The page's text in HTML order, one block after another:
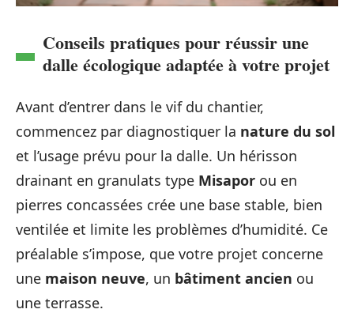
Conseils pratiques pour réussir une
dalle écologique adaptée à votre projet
Avant d’entrer dans le vif du chantier,
commencez par diagnostiquer la nature du sol
et l’usage prévu pour la dalle. Un hérisson
drainant en granulats type Misapor ou en
pierres concassées crée une base stable, bien
ventilée et limite les problèmes d’humidité. Ce
préalable s’impose, que votre projet concerne
une maison neuve, un bâtiment ancien ou
une terrasse.